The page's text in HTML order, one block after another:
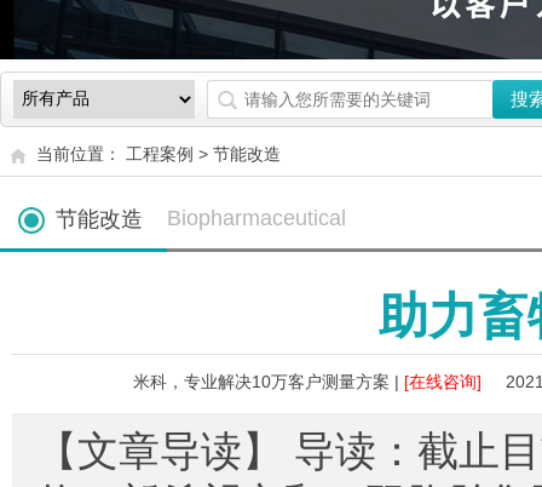
当前位置： 工程案例 > 节能改造
节能改造 Biopharmaceutical
助力畜
米科，专业解决10万客户测量方案 | [在线咨询]
【文章导读】 导读：截止